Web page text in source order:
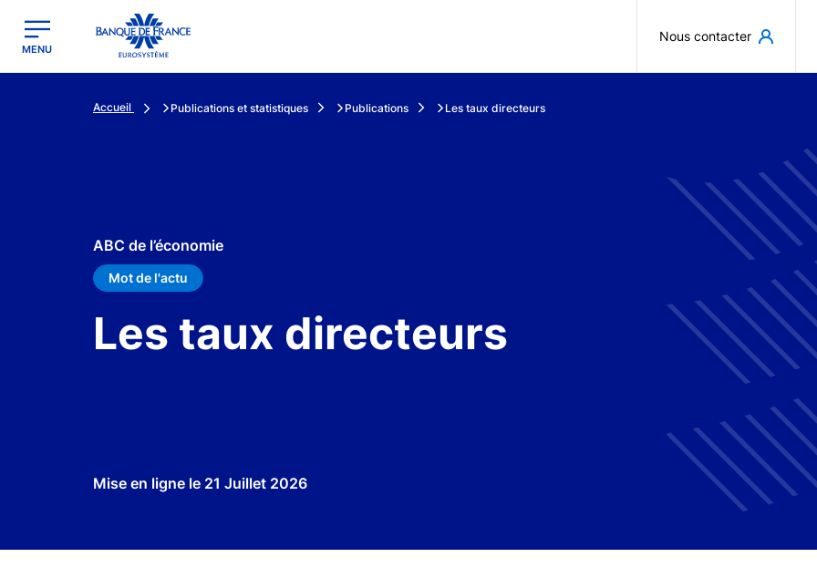
Banque de France - Menu Principal
MENU
Nous contacter
Accueil Publications et statistiques Publications Les taux directeurs
ABC de l’économie
Mot de l'actu
Les taux directeurs
Mise en ligne le 21 Juillet 2026